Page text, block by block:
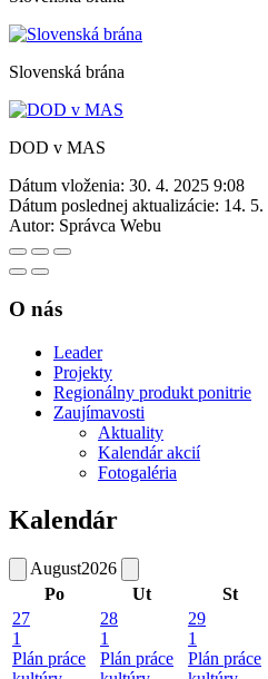
Slovenská brána
DOD v MAS
Dátum vloženia: 30. 4. 2025 9:08
Dátum poslednej aktualizácie: 14. 5.
Autor: Správca Webu
O nás
Leader
Projekty
Regionálny produkt ponitrie
Zaujímavosti
Aktuality
Kalendár akcií
Fotogaléria
Kalendár
August2026
Po
Ut St
27
1
Plán práce
28
1
Plán práce
29
1
Plán práce